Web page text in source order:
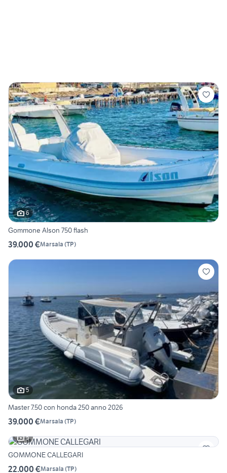
6
Gommone Alson 750 flash
39.000 €Marsala (TP)
5
Master 7.50 con honda 250 anno 2026
39.000 €Marsala (TP)
5
GOMMONE CALLEGARI
22.000 €Marsala (TP)